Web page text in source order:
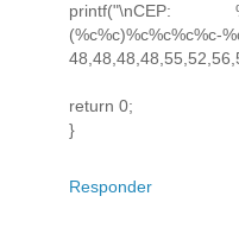
printf("\nCEP:
(%c%c)%c%c%c%c-
return 0;
}
Responder